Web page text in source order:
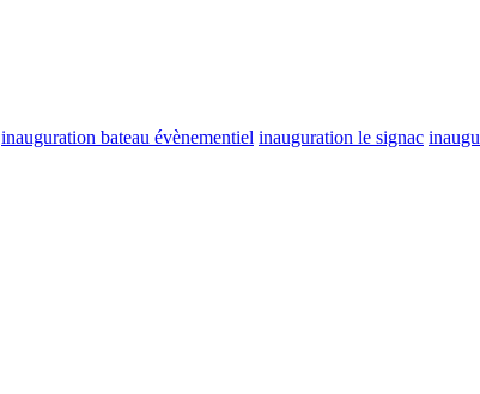
inauguration bateau évènementiel inauguration le signac